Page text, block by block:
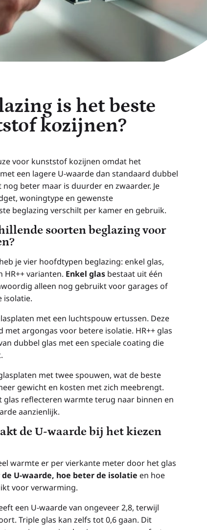
is het beste
kozijnen?
voor kunststof kozijnen omdat het
een lagere U-waarde dan standaard dubbel
beter maar is duurder en zwaarder. Je
woningtype en gewenste
beglazing verschilt per kamer en gebruik.
soorten beglazing voor
je vier hoofdtypen beglazing: enkel glas,
HR++ varianten. Enkel glas bestaat uit één
alleen nog gebruikt voor garages of
isolatie.
met een luchtspouw ertussen. Deze
argongas voor betere isolatie. HR++ glas
dubbel glas met een speciale coating die
met twee spouwen, wat de beste
gewicht en kosten met zich meebrengt.
glas reflecteren warmte terug naar binnen en
aanzienlijk.
de U-waarde bij het kiezen
warmte er per vierkante meter door het glas
de U-waarde, hoe beter de isolatie en hoe
voor verwarming.
een U-waarde van ongeveer 2,8, terwijl
Triple glas kan zelfs tot 0,6 gaan. Dit